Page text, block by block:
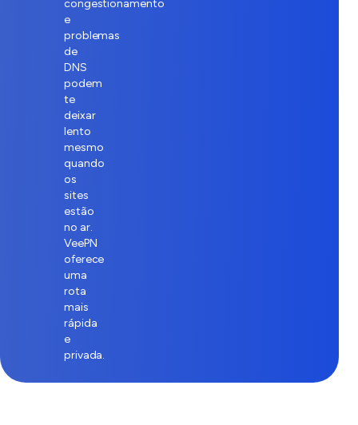
congestionamento
e
problemas
de
DNS
podem
te
deixar
lento
mesmo
quando
os
sites
estão
no ar.
VeePN
oferece
uma
rota
mais
rápida
e
privada.